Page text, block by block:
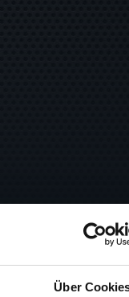
Über